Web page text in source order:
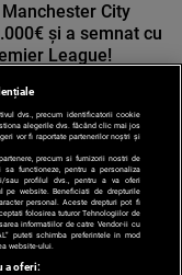
City
și a semnat cu
League!
dvs., precum identificatorii cookie
alegerile dvs. făcând clic mai jos
vor fi raportate partenerilor noștri și
precum si furnizorii nostri de
functioneze, pentru a personaliza
sau profilul dvs., pentru a va oferi
pe website. Beneficiati de drepturile
personal. Aceste drepturi pot fi
folosirea tuturor Tehnologiilor de
informatiilor de catre Vendor-ii cu
puteti schimba preferintele in mod
website-ului.
a oferi: